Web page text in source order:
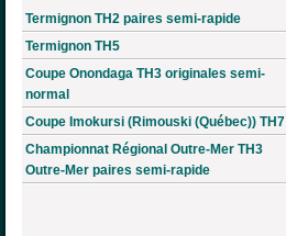
Termignon TH2 paires semi-rapide
Termignon TH5
Coupe Onondaga TH3 originales semi-
normal
Coupe Imokursi (Rimouski (Québec)) TH7
Championnat Régional Outre-Mer TH3
Outre-Mer paires semi-rapide